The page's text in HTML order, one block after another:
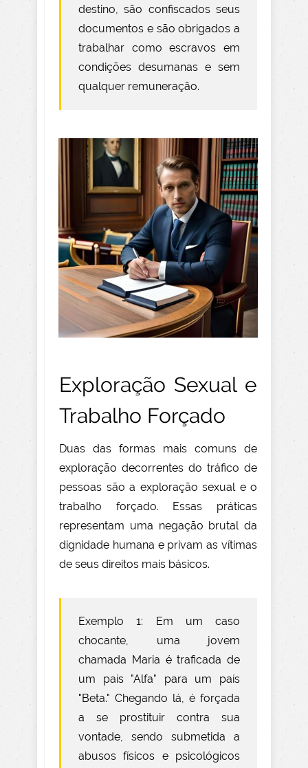
destino, são confiscados seus
documentos e são obrigados a
trabalhar como escravos em
condições desumanas e sem
qualquer remuneração.
Exploração Sexual e
Trabalho Forçado
Duas das formas mais comuns de
exploração decorrentes do tráfico de
pessoas são a exploração sexual e o
trabalho forçado. Essas práticas
representam uma negação brutal da
dignidade humana e privam as vítimas
de seus direitos mais básicos.
Exemplo 1: Em um caso
chocante, uma jovem
chamada Maria é traficada de
um país "Alfa" para um país
"Beta." Chegando lá, é forçada
a se prostituir contra sua
vontade, sendo submetida a
abusos físicos e psicológicos